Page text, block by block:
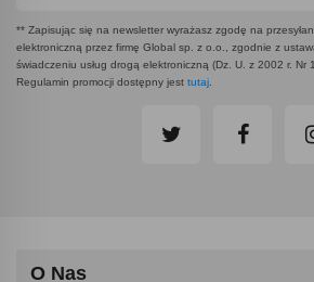
** Zapisując się na newsletter wyrażasz zgodę na
elektroniczną przez firmę Global sp. z o.o., zgodnie z
świadczeniu usług drogą elektroniczną (Dz. U. z 2002 r.
Regulamin promocji dostępny jest tutaj
O Nas